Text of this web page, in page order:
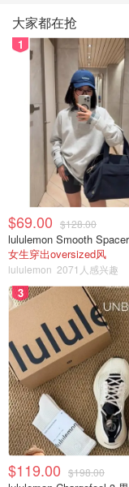
亨利师傅教导第一
自豪。
他有一句名言，比
打边休息。
我现在意识到，这
坚持不懈和保护我
大家都在抢
1
$69.00 $128.00
lululemon Smooth
女生穿出oversized风
lululemon 2071人感兴趣
3
$119.00 $198.00